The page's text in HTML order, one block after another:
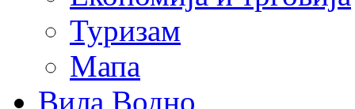
Туризам
Мапа
Вила Водно